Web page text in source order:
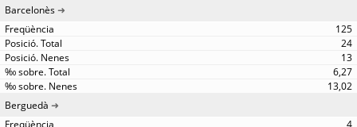
Barcelonès
125
24
13
6,27
13,02
Berguedà
4